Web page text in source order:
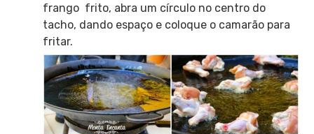
frango frito, abra um círculo no centro do
tacho, dando espaço e coloque o camarão para
fritar.